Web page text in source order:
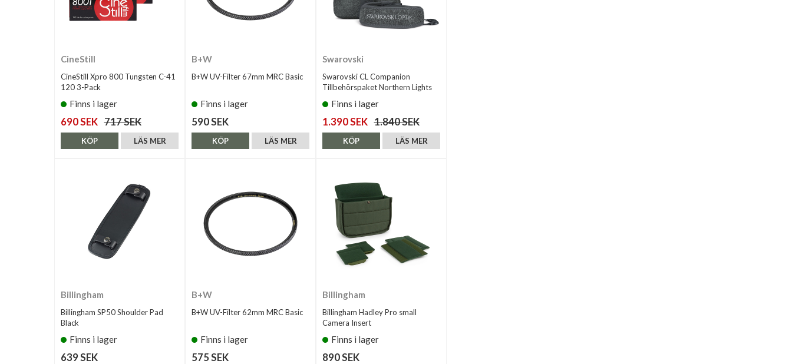
CineStill
CineStill Xpro 800 Tungsten C-41
120 3-Pack
Finns i lager
690 SEK 717 SEK
LÄS MER
KÖP
B+W
B+W UV-Filter 67mm MRC Basic
Finns i lager
590 SEK
LÄS MER
KÖP
Swarovski
Swarovski CL Companion
Tillbehörspaket Northern Lights
Finns i lager
1.390 SEK 1.840 SEK
LÄS MER
KÖP
Billingham
Billingham SP50 Shoulder Pad
Black
Finns i lager
639 SEK
B+W
B+W UV-Filter 62mm MRC Basic
Finns i lager
575 SEK
Billingham
Billingham Hadley Pro small
Camera Insert
Finns i lager
890 SEK